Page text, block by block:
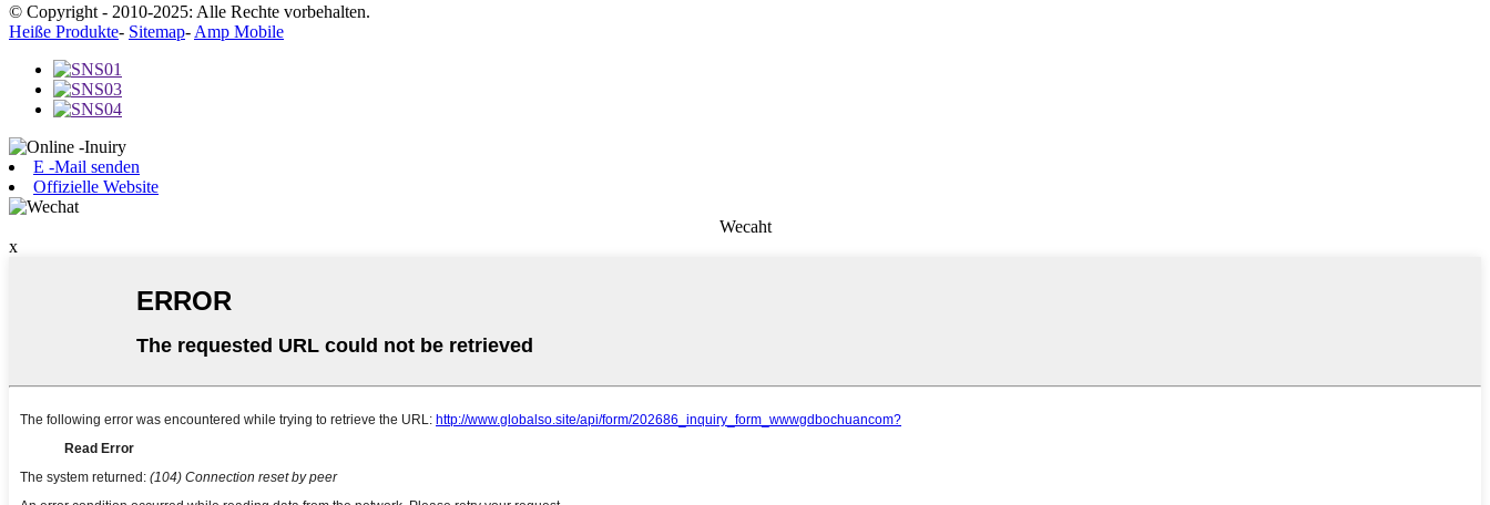
© Copyright - 2010-2025: Alle Rechte vorbehalten.
Heiße Produkte- Sitemap- Amp Mobile
E -Mail senden
Offizielle Website
Wecaht
x